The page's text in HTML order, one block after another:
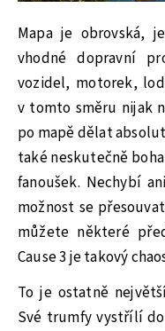
Mapa je obrovská,
vhodné dopravní
vozidel, motorek,
v tomto směru nijak
po mapě dělat
také neskutečně
fanoušek. Nechybí
možnost se
můžete některé
Cause 3 je takový
To je ostatně
Své trumfy vystřílí